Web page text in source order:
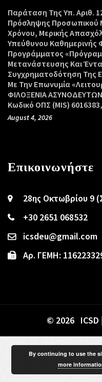
Παράταση Της Υπ. Αριθ.
Πρόσληψης Προσωπικού
Χρόνου, Μερικής
Υπεύθυνου Καθημερινής
Προγράμματος
Μετανάστευσης Και
Συγχρηματοδότηση Της
Με Την Επωνυμία
ΦΙΛΟΞΕΝΙΑ
Κωδικό ΟΠΣ (MIS)
August 4, 2026
Επικοινωνήστε
28ης Οκτωβρίου 9
+30 2651 068532
icsdeu@gmail.com
Αρ. ΓΕΜΗ:
© 2026 ICSD
By continuing to use the
more